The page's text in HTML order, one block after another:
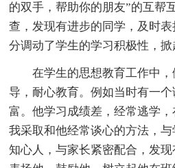
的双手，帮助你的朋友”的互帮
查，发现有进步的同学，及时
分调动了学生的学习积极性，掀
在学生的思想教育工作中，
导，耐心教育。例如当时有一
富。他学习成绩差，经常逃学，
我采取和他经常谈心的方法，
知心人，与家长紧密配合，发